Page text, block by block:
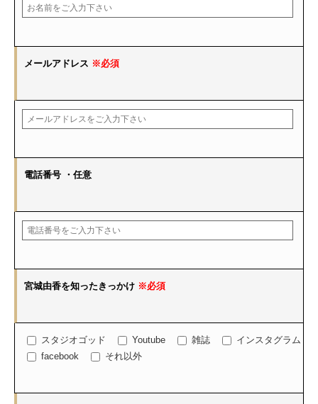
メールアドレス ※必須
電話番号 ・任意
宮城由香を知ったきっかけ ※必須
スタジオゴッド Youtube 雑誌
インスタグラム
facebook
それ以外